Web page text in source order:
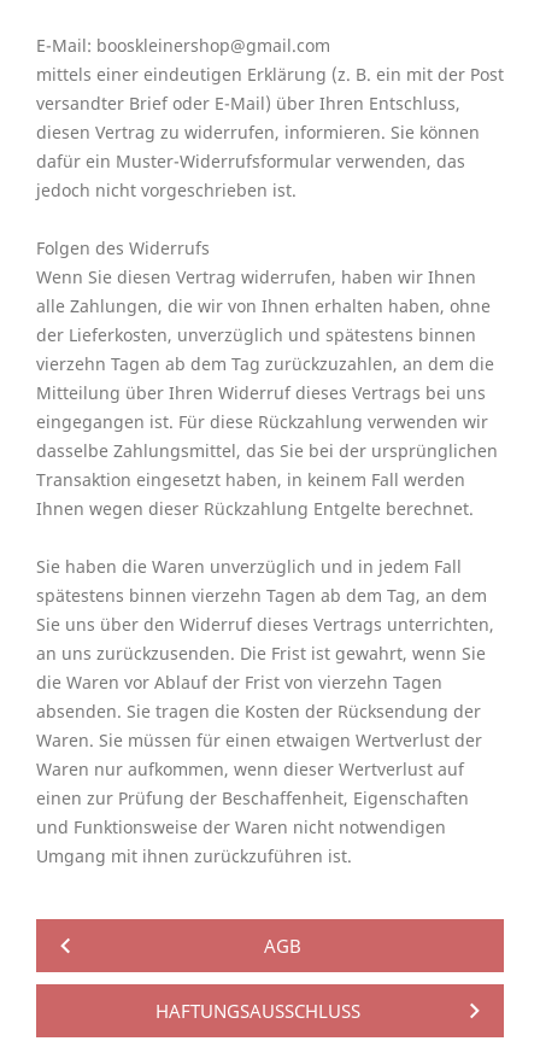
E-Mail: booskleinershop@gmail.com
mittels einer eindeutigen Erklärung (z. B. ein mit der Post
versandter Brief oder E-Mail) über Ihren Entschluss,
diesen Vertrag zu widerrufen, informieren. Sie können
dafür ein Muster-Widerrufsformular verwenden, das
jedoch nicht vorgeschrieben ist.
Folgen des Widerrufs
Wenn Sie diesen Vertrag widerrufen, haben wir Ihnen
alle Zahlungen, die wir von Ihnen erhalten haben, ohne
der Lieferkosten, unverzüglich und spätestens binnen
vierzehn Tagen ab dem Tag zurückzuzahlen, an dem die
Mitteilung über Ihren Widerruf dieses Vertrags bei uns
eingegangen ist. Für diese Rückzahlung verwenden wir
dasselbe Zahlungsmittel, das Sie bei der ursprünglichen
Transaktion eingesetzt haben, in keinem Fall werden
Ihnen wegen dieser Rückzahlung Entgelte berechnet.
Sie haben die Waren unverzüglich und in jedem Fall
spätestens binnen vierzehn Tagen ab dem Tag, an dem
Sie uns über den Widerruf dieses Vertrags unterrichten,
an uns zurückzusenden. Die Frist ist gewahrt, wenn Sie
die Waren vor Ablauf der Frist von vierzehn Tagen
absenden. Sie tragen die Kosten der Rücksendung der
Waren. Sie müssen für einen etwaigen Wertverlust der
Waren nur aufkommen, wenn dieser Wertverlust auf
einen zur Prüfung der Beschaffenheit, Eigenschaften
und Funktionsweise der Waren nicht notwendigen
Umgang mit ihnen zurückzuführen ist.
AGB
HAFTUNGSAUSSCHLUSS